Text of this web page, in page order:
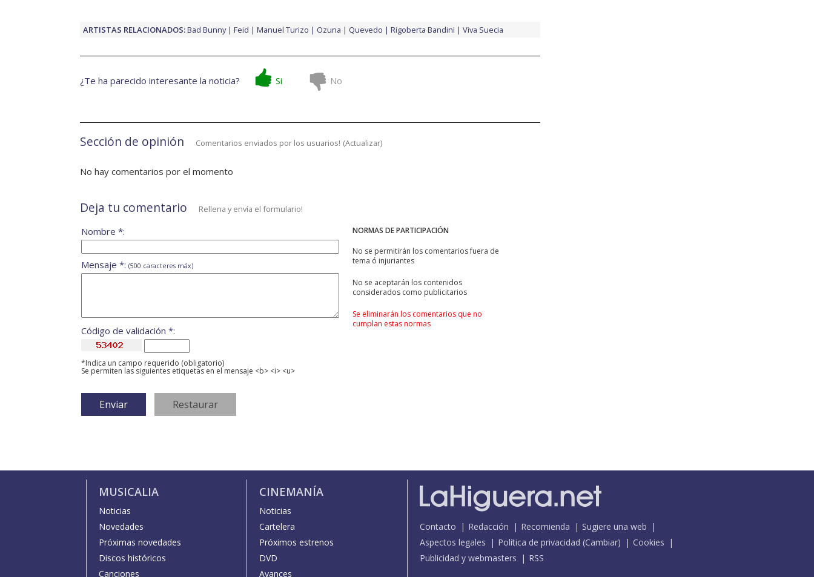
ARTISTAS RELACIONADOS:Bad Bunny Feid Manuel Turizo Ozuna Quevedo Rigoberta Bandini Viva Suecia
¿Te ha parecido interesante la noticia? Si No
Sección de opinión Comentarios enviados por los usuarios! (Actualizar)
No hay comentarios por el momento
Deja tu comentario Rellena y envía el formulario!
NORMAS DE PARTICIPACIÓN
No se permitirán los comentarios fuera de
tema ó injuriantes
No se aceptarán los contenidos
considerados como publicitarios
Se eliminarán los comentarios que no
cumplan estas normas
Nombre *:
Mensaje *: (500 caracteres máx)
Código de validación *:
*Indica un campo requerido (obligatorio)
Se permiten las siguientes etiquetas en el mensaje <b> <i> <u>
MUSICALIA
Noticias
Novedades
Próximas novedades
Discos históricos
Canciones
CINEMANÍA
Noticias
Cartelera
Próximos estrenos
DVD
Avances
Contacto Redacción Recomienda
Sugiere una web
Aspectos legales
Política de privacidad (Cambiar)
Cookies
Publicidad y webmasters
RSS